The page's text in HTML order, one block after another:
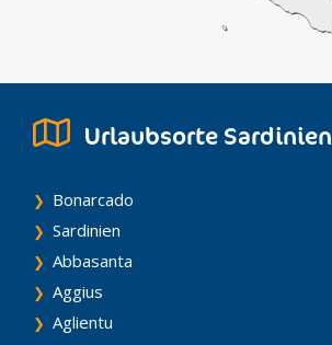
Urlaubsorte Sardinien
Bonarcado
Sardinien
Abbasanta
Aggius
Aglientu